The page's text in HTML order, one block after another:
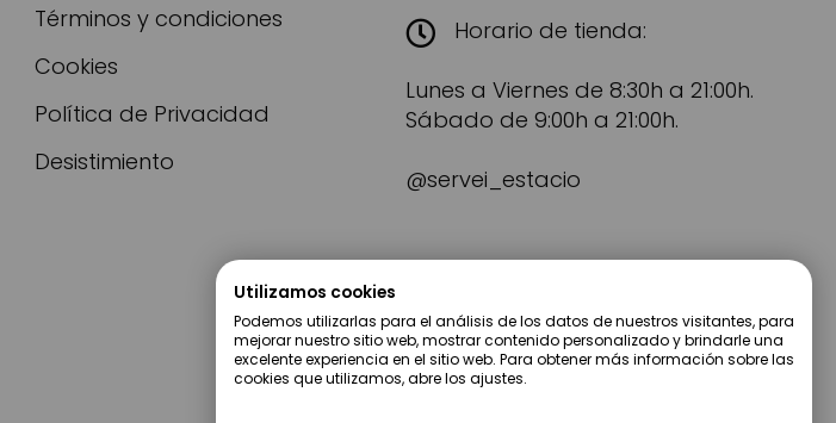
Términos y condiciones
Cookies
Política de Privacidad
Desistimiento
Horario de tienda:
Lunes a Viernes de 8:30h a 21:00h.
Sábado de 9:00h a 21:00h.
@servei_estacio
Utilizamos cookies
Podemos utilizarlas para el análisis de los datos de nuestros visitantes, para
mejorar nuestro sitio web, mostrar contenido personalizado y brindarle una
excelente experiencia en el sitio web. Para obtener más información sobre las
cookies que utilizamos, abre los ajustes.